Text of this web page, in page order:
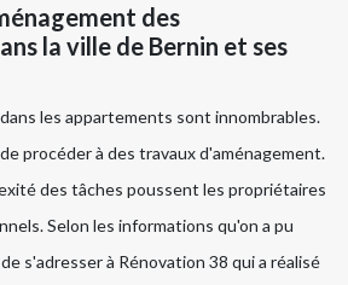
des
la ville de Bernin et ses
les appartements sont innombrables.
procéder à des travaux d'aménagement.
des tâches poussent les propriétaires
Selon les informations qu'on a pu
s'adresser à Rénovation 38 qui a réalisé